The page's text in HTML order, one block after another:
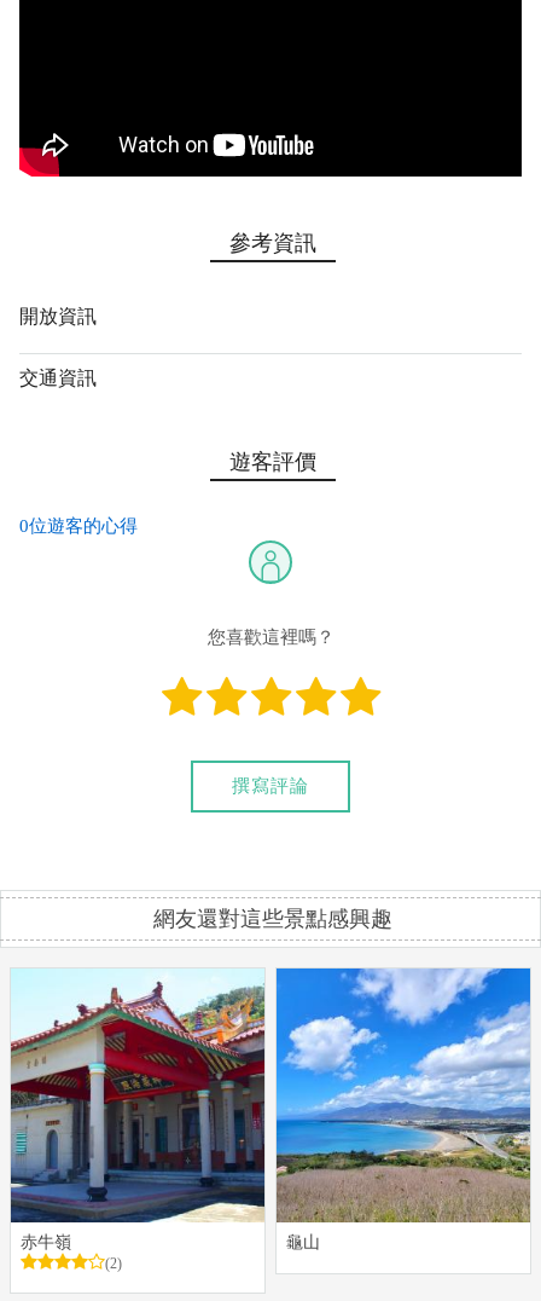
參考資訊
開放資訊
交通資訊
遊客評價
0位遊客的心得
您喜歡這裡嗎？
撰寫評論
網友還對這些景點感興趣
赤牛嶺
(2)
龜山